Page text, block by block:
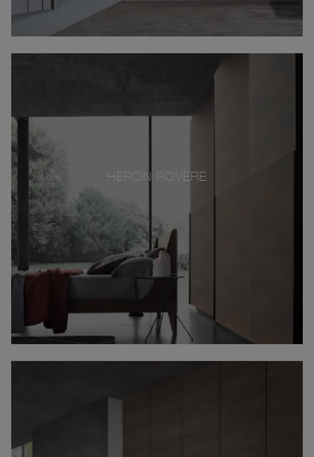
HERON ROVERE